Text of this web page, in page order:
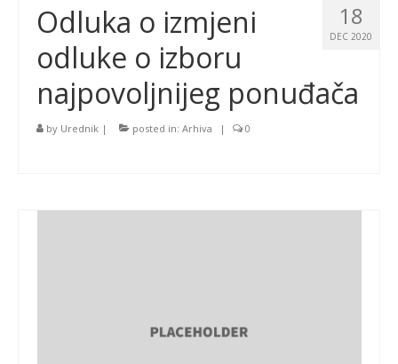
18
DEC 2020
Odluka o izmjeni
odluke o izboru
najpovoljnijeg ponuđača
by Urednik | posted in: Arhiva | 0